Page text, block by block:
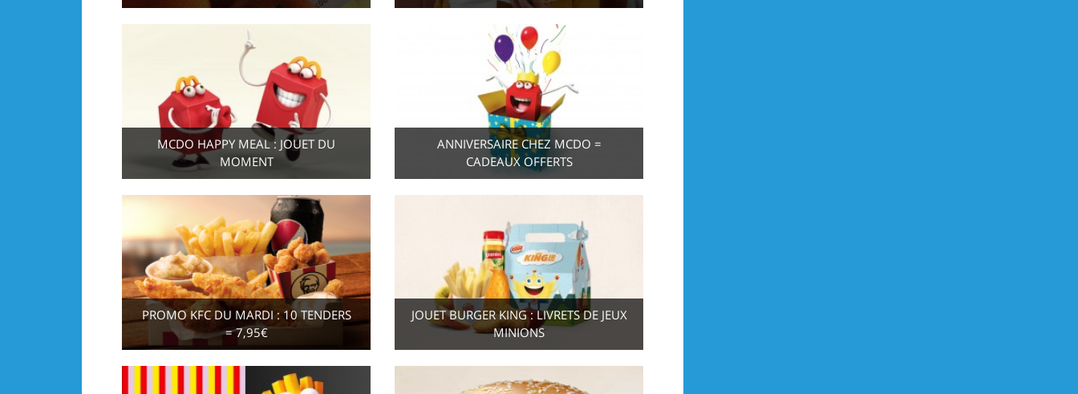
MCDO HAPPY MEAL : JOUET DU
MOMENT
ANNIVERSAIRE CHEZ MCDO =
CADEAUX OFFERTS
PROMO KFC DU MARDI : 10 TENDERS
= 7,95€
JOUET BURGER KING : LIVRETS DE JEUX
MINIONS